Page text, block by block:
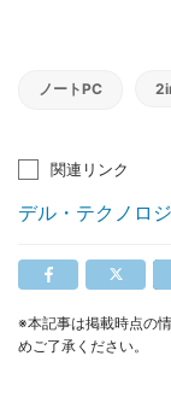
ノートPC
関連リンク
デル・テクノロ
※本記事は掲載時点の
めご了承ください。